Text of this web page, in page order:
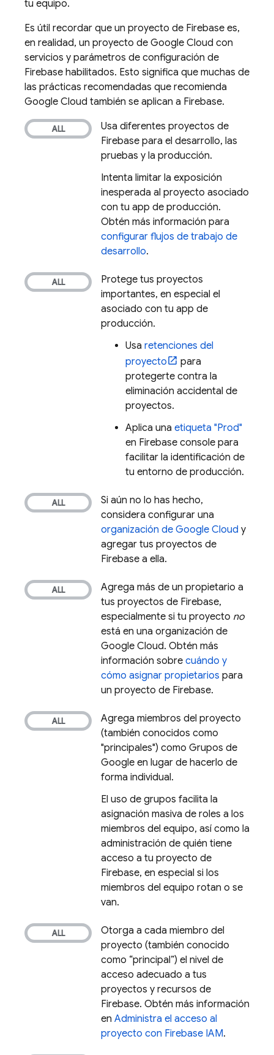
tu equipo.
Es útil recordar que un proyecto de Firebase es,
en realidad, un proyecto de Google Cloud con
servicios y parámetros de configuración de
Firebase habilitados. Esto significa que muchas de
las prácticas recomendadas que recomienda
Google Cloud también se aplican a Firebase.
Usa diferentes proyectos de
Firebase para el desarrollo, las
pruebas y la producción.
Intenta limitar la exposición
inesperada al proyecto asociado
con tu app de producción.
Obtén más información para
configurar flujos de trabajo de
desarrollo.
Protege tus proyectos
importantes, en especial el
asociado con tu app de
producción.
Usa retenciones del
proyecto
para
protegerte contra la
eliminación accidental de
proyectos.
Aplica una etiqueta "Prod"
en Firebase console para
facilitar la identificación de
tu entorno de producción.
Si aún no lo has hecho,
considera configurar una
organización de Google Cloud y
agregar tus proyectos de
Firebase a ella.
Agrega más de un propietario a
tus proyectos de Firebase,
especialmente si tu proyecto no
está en una organización de
Google Cloud. Obtén más
información sobre cuándo y
cómo asignar propietarios para
un proyecto de Firebase.
Agrega miembros del proyecto
(también conocidos como
"principales") como Grupos de
Google en lugar de hacerlo de
forma individual.
El uso de grupos facilita la
asignación masiva de roles a los
miembros del equipo, así como la
administración de quién tiene
acceso a tu proyecto de
Firebase, en especial si los
miembros del equipo rotan o se
van.
Otorga a cada miembro del
proyecto (también conocido
como “principal”) el nivel de
acceso adecuado a tus
proyectos y recursos de
Firebase. Obtén más información
en Administra el acceso al
proyecto con Firebase IAM.